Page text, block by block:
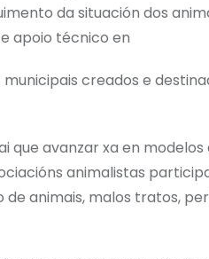
da situación dos
apoio técnico en
creados e
que avanzar xa en
animalistas
animais, malos tratos,